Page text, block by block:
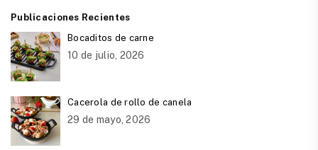
Publicaciones Recientes
Bocaditos de carne
10 de julio, 2026
Cacerola de rollo de canela
29 de mayo, 2026